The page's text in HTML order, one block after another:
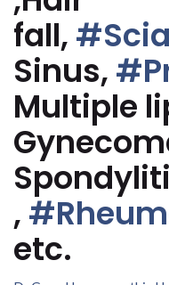
fall,
Sinus,
Multiple
,
etc.